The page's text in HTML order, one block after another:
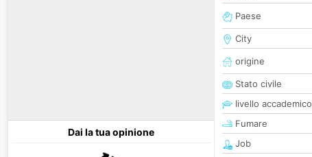
Dai la tua opinione
Paese
City
origine
Stato civile
livello accademico
Fumare
Job